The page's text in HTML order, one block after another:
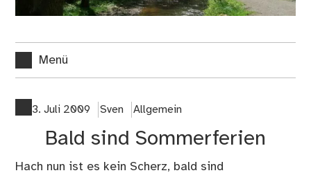
Menü
3. Juli 2009 Sven Allgemein
Bald sind Sommerferien
Hach nun ist es kein Scherz, bald sind